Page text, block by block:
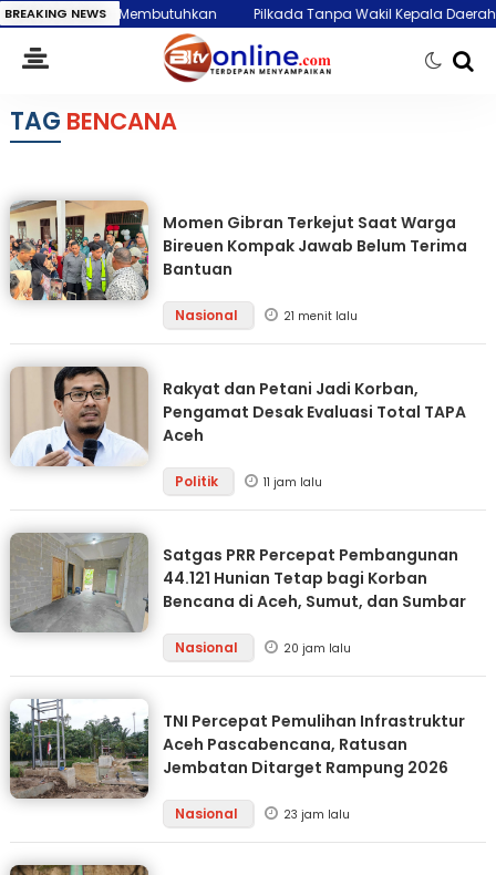
BREAKING NEWS
Paling Membutuhkan Pilkada Tanpa Wakil Kepala Daerah
TAG BENCANA
Momen Gibran Terkejut Saat Warga
Bireuen Kompak Jawab Belum Terima
Bantuan
Nasional 21 menit lalu
Rakyat dan Petani Jadi Korban,
Pengamat Desak Evaluasi Total TAPA
Aceh
Politik 11 jam lalu
Satgas PRR Percepat Pembangunan
44.121 Hunian Tetap bagi Korban
Bencana di Aceh, Sumut, dan Sumbar
Nasional 20 jam lalu
TNI Percepat Pemulihan Infrastruktur
Aceh Pascabencana, Ratusan
Jembatan Ditarget Rampung 2026
Nasional 23 jam lalu